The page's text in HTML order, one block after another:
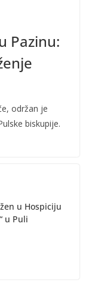
Pazinu:
održan je
biskupije.
u Hospiciju
u Puli